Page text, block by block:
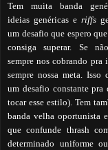
Tem muita banda
ideias genéricas e riffs
um desafio que espero
consiga superar. Se
sempre nos cobrando pra
sempre nossa meta. Isso
um desafio constante pra
tocar esse estilo). Tem
banda velha oportunista
que confunde thrash
determinado uniforme